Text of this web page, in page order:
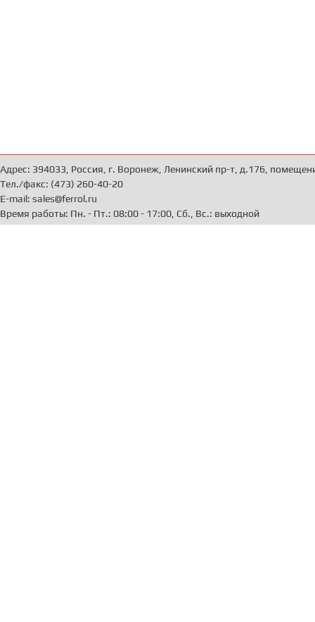
Адрес: 394033, Россия, г. Воронеж, Ленинский пр-т, д.176,
Тел./факс: (473) 260-40-20
E-mail: sales@ferrol.ru
Время работы: Пн. - Пт.: 08:00 - 17:00, Сб., Вс.: выходной